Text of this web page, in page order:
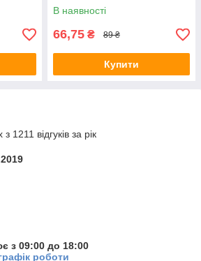
В наявності
66,75 ₴ 89 ₴
Купити
1211 відгуків за рік
з 09:00 до 18:00
роботи